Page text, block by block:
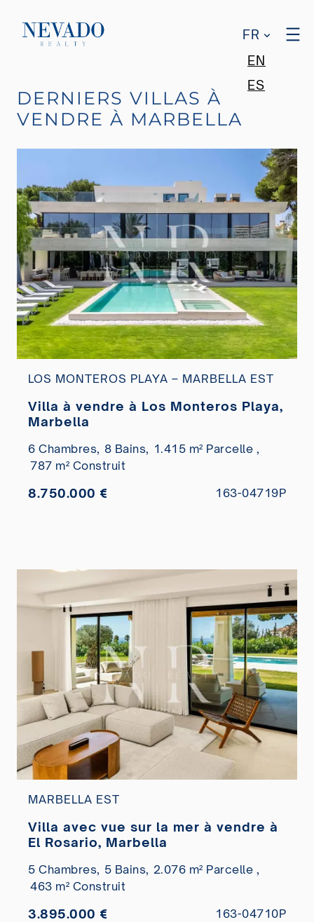
FR
EN
ES
DERNIERS VILLAS À
VENDRE À MARBELLA
LOS MONTEROS PLAYA – MARBELLA EST
Villa à vendre à Los Monteros Playa,
Marbella
6 Chambres, 8 Bains, 1.415 m² Parcelle ,
787 m² Construit
8.750.000 € 163-04719P
MARBELLA EST
Villa avec vue sur la mer à vendre à
El Rosario, Marbella
5 Chambres, 5 Bains, 2.076 m² Parcelle ,
463 m² Construit
3.895.000 € 163-04710P